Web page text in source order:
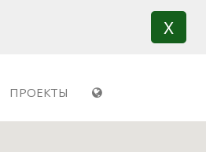
X
ПРОЕКТЫ